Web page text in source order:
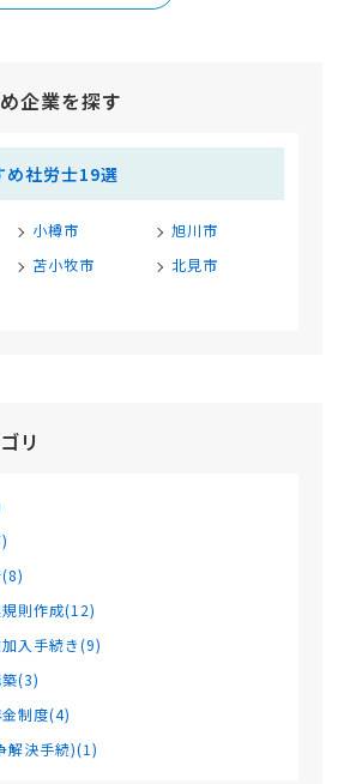
企業を探す
め社労士19選
小樽市
旭川市
苫小牧市
北見市
リ
則作成(12)
入手続き(9)
(3)
制度(4)
解決手続)(1)